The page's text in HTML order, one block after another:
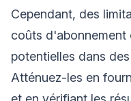
Cependant, des
coûts d'abonnement
potentielles dans
Atténuez-les en